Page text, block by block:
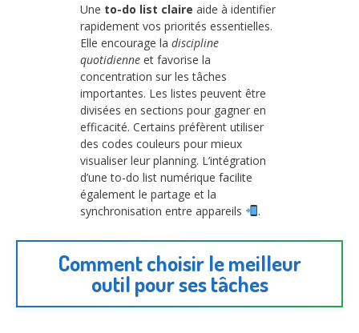
Une to-do list claire aide à identifier
rapidement vos priorités essentielles.
Elle encourage la discipline
quotidienne et favorise la
concentration sur les tâches
importantes. Les listes peuvent être
divisées en sections pour gagner en
efficacité. Certains préfèrent utiliser
des codes couleurs pour mieux
visualiser leur planning. L’intégration
d’une to-do list numérique facilite
également le partage et la
synchronisation entre appareils
.
Comment choisir le meilleur
outil pour ses tâches